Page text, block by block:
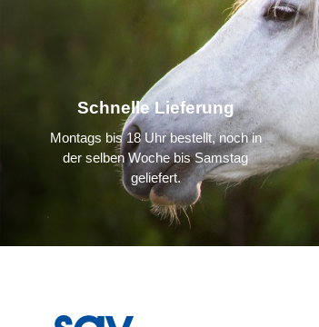
Schnelle Lieferung
Montags bis 18 Uhr bestellt, noch in
der selben Woche bis Samstag
geliefert.